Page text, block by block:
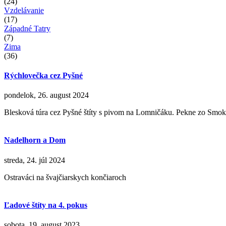
Vzdelávanie
(17)
Západné Tatry
(7)
Zima
(36)
Rýchlovečka cez Pyšné
pondelok, 26. august 2024
Blesková túra cez Pyšné štíty s pivom na Lomničáku. Pekne zo
Nadelhorn a Dom
streda, 24. júl 2024
Ostraváci na švajčiarskych končiaroch
Ľadové štíty na 4. pokus